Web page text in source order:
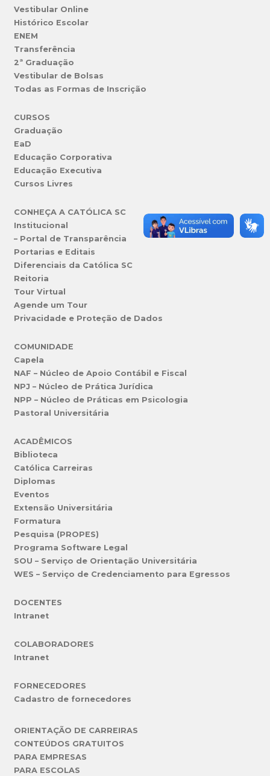
Vestibular Online
Histórico Escolar
ENEM
Transferência
2ª Graduação
Vestibular de Bolsas
Todas as Formas de Inscrição
CURSOS
Graduação
EaD
Educação Corporativa
Educação Executiva
Cursos Livres
CONHEÇA A CATÓLICA SC
Institucional
– Portal de Transparência
Portarias e Editais
Diferenciais da Católica SC
Reitoria
Tour Virtual
Agende um Tour
Privacidade e Proteção de Dados
COMUNIDADE
Capela
NAF – Núcleo de Apoio Contábil e Fiscal
NPJ – Núcleo de Prática Jurídica
NPP – Núcleo de Práticas em Psicologia
Pastoral Universitária
ACADÊMICOS
Biblioteca
Católica Carreiras
Diplomas
Eventos
Extensão Universitária
Formatura
Pesquisa (PROPES)
Programa Software Legal
SOU – Serviço de Orientação Universitária
WES – Serviço de Credenciamento para Egressos
DOCENTES
Intranet
COLABORADORES
Intranet
FORNECEDORES
Cadastro de fornecedores
ORIENTAÇÃO DE CARREIRAS
CONTEÚDOS GRATUITOS
PARA EMPRESAS
PARA ESCOLAS